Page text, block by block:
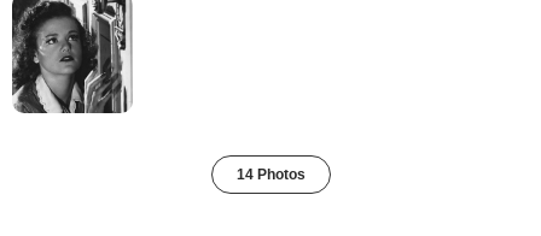
14 Photos